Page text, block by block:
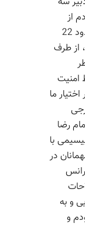
از
جمله سی و سومین کنفرانس که حدود 22
از طرف
ما
رضا
با
در
و به
و